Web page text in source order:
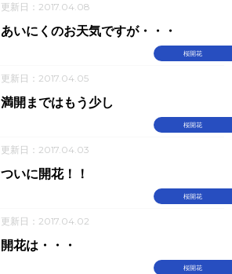
更新日：2017.04.08
桜開花
あいにくのお天気ですが・・・
更新日：2017.04.05
桜開花
満開まではもう少し
更新日：2017.04.03
桜開花
ついに開花！！
更新日：2017.04.02
桜開花
開花は・・・